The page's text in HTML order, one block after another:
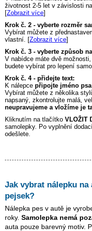
životnost 2-5 let v závislosti
[Zobrazit více]
Krok č. 2 - vyberte rozměr
Vybírat můžete z
vlastní. [Zobrazit více]
Krok č. 3 - vyberte způsob
V nabídce máte dvě
budete vybírat pro lepení
Krok č. 4 - přidejte text:
K nálepce připojte jméno psa
Vybírat můžete z několika
napsaný, zkontrolujte malá,
neupravujeme a vložíme je
Kliknutím na tlačítko VLOŽIT
samolepky. Po vyplnění
odešlete.
Jak vybrat nálepku na
pejsek?
Nálepka pes v autě je
roky. Samolepka nemá
auta pouze barevný motiv.